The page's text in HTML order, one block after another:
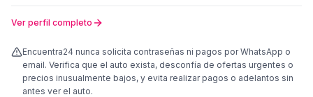
Ver perfil completo
Encuentra24 nunca solicita contraseñas ni pagos por WhatsApp o
email. Verifica que el auto exista, desconfía de ofertas urgentes o
precios inusualmente bajos, y evita realizar pagos o adelantos sin
antes ver el auto.